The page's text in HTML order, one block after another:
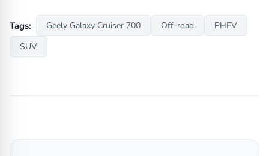
Tags: Geely Galaxy Cruiser 700 Off-road
PHEV
SUV